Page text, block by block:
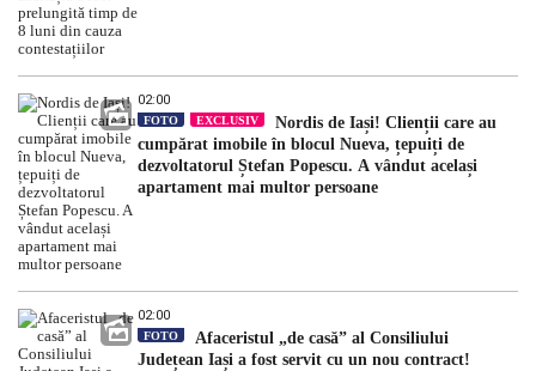
02:00
FOTO EXCLUSIV
Nordis de Iași! Clienții care au
cumpărat imobile în blocul Nueva, țepuiți de
dezvoltatorul Ștefan Popescu. A vândut același
apartament mai multor persoane
02:00
FOTO
Afaceristul „de casă” al Consiliului
Județean Iași a fost servit cu un nou contract!